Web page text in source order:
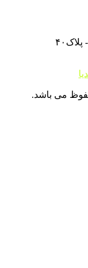
می باشد.